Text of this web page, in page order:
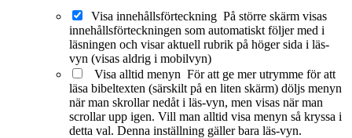
Visa innehållsförteckning På större skärm visas
innehållsförteckningen som automatiskt följer med i
läsningen och visar aktuell rubrik på höger sida i läs-
vyn (visas aldrig i mobilvyn)
Visa alltid menyn För att ge mer utrymme för att
läsa bibeltexten (särskilt på en liten skärm) döljs menyn
när man skrollar nedåt i läs-vyn, men visas när man
scrollar upp igen. Vill man alltid visa menyn så kryssa i
detta val. Denna inställning gäller bara läs-vyn.